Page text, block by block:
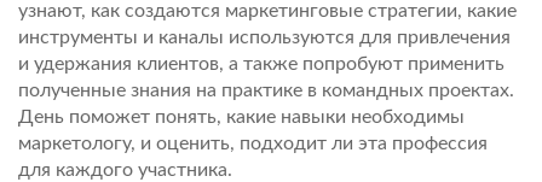
узнают, как создаются маркетинговые стратегии, какие
инструменты и каналы используются для привлечения
и удержания клиентов, а также попробуют применить
полученные знания на практике в командных проектах.
День поможет понять, какие навыки необходимы
маркетологу, и оценить, подходит ли эта профессия
для каждого участника.